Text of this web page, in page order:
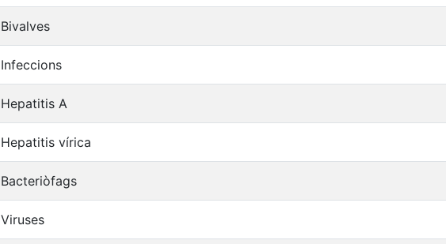
Bivalves
Infeccions
Hepatitis A
Hepatitis vírica
Bacteriòfags
Viruses